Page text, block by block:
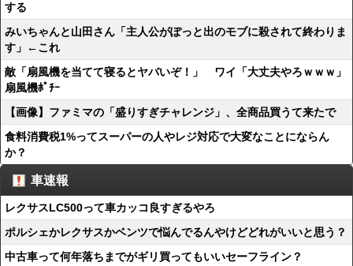
する
みいちゃんと山田さん「主人公がぽっと出のモブに殺されて終わりま
す」←これ
敵「扇風機を当てて寝るとヤバいぞ！」 ワイ「大丈夫やろｗｗｗ」
扇風機ﾎﾟﾁｰ
【画像】ファミマの「盛りすぎチャレンジ」、全商品買うて来たで
食料消費税1%ってスーパーの人やレジ対応で大変なことにならん
か？
車速報
レクサスLC500って車カッコ良すぎるやろ
ポルシェかレクサスかベンツで悩んでるんやけどどれがいいと思う？
中古車って何年落ちまでがギリ買ってもいいセーフライン？